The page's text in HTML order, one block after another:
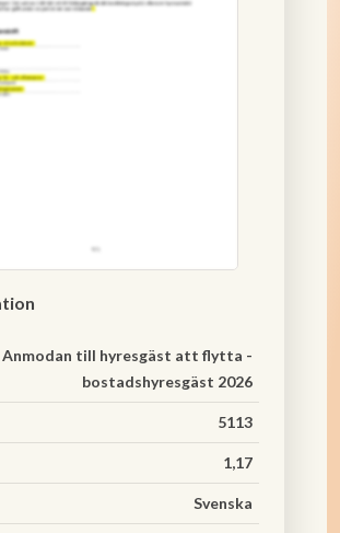
Anmodan till hyresgäst att flytta -
bostadshyresgäst 2026
5113
1,17
Svenska